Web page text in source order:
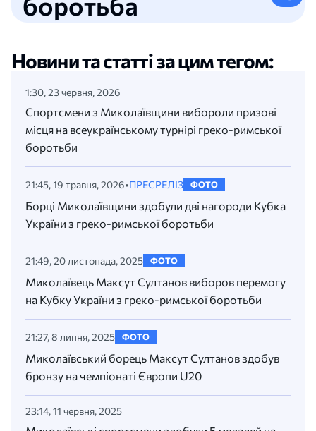
Новини та статті за цим тегом:
1:30, 23 червня, 2026
Спортсмени з Миколаївщини вибороли призові
місця на всеукраїнському турнірі греко-римської
боротьби
21:45, 19 травня, 2026•ПРЕСРЕЛІЗ ФОТО
Борці Миколаївщини здобули дві нагороди Кубка
України з греко-римської боротьби
21:49, 20 листопада, 2025 ФОТО
Миколаївець Максут Султанов виборов перемогу
на Кубку України з греко-римської боротьби
21:27, 8 липня, 2025 ФОТО
Миколаївський борець Максут Султанов здобув
бронзу на чемпіонаті Європи U20
23:14, 11 червня, 2025